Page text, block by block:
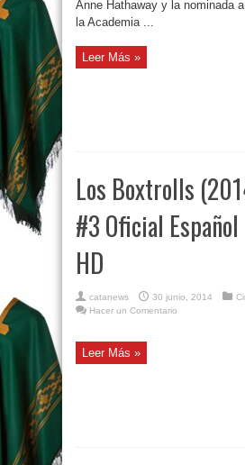
Anne Hathaway y la nominada
la Academia ...
Leer Más »
Los Boxtrolls
#3 Oficial
HD
catanews 30 junio, 2014
Hacer un Comentario
Leer Más »